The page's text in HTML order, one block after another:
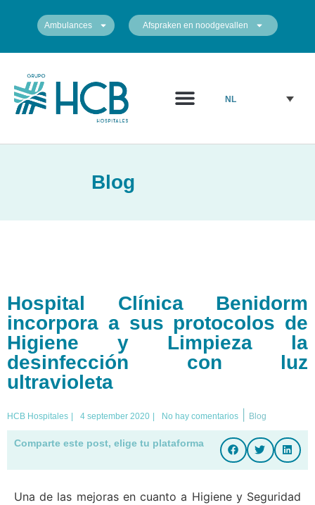
Ambulances Afspraken en noodgevallen
NL
Blog
Hospital Clínica Benidorm
incorpora a sus protocolos de
Higiene y Limpieza la
desinfección con luz
ultravioleta
HCB Hospitales | 4 september 2020 | No hay comentarios Blog
Comparte este post, elige tu plataforma
Una de las mejoras en cuanto a Higiene y Seguridad